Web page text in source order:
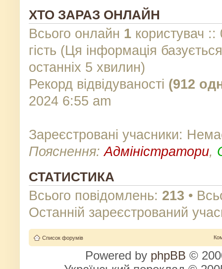
ХТО ЗАРАЗ ОНЛАЙН
Всього онлайн 1 користувач ::
гість (Ця інформація
останніх 5 хвилин)
Рекорд відвідуваності (912
2024 6:55 am
Зареєстровані учасники:
Пояснення:Адміністратори,
СТАТИСТИКА
Всього повідомлень: 213 •
Останній зареєстрований
Список форумів
Powered by phpBB ©